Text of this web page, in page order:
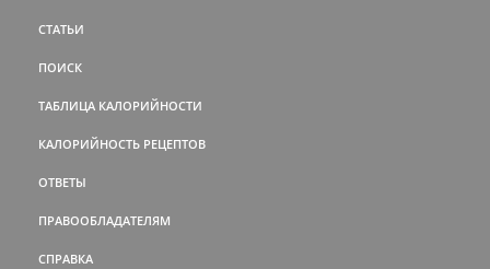
СТАТЬИ
ПОИСК
ТАБЛИЦА КАЛОРИЙНОСТИ
КАЛОРИЙНОСТЬ РЕЦЕПТОВ
ОТВЕТЫ
ПРАВООБЛАДАТЕЛЯМ
СПРАВКА